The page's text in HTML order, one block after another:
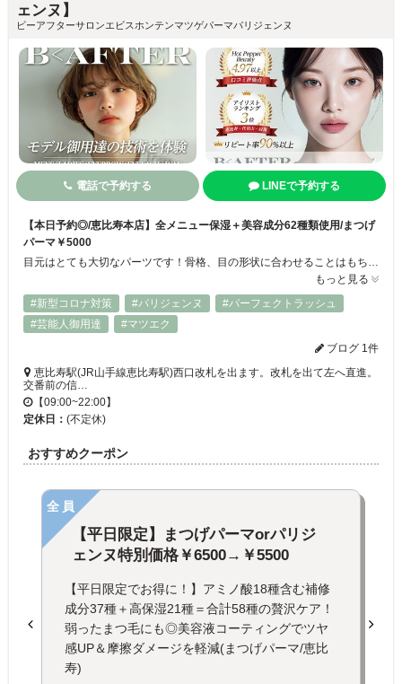
ェンヌ】
ビーアフターサロンエビスホンテンマツゲパーマパリジェンヌ
電話で予約する LINEで予約する
【本日予約◎/恵比寿本店】全メニュー保湿＋美容成分62種類使用/まつげ
パーマ￥5000
目元はとても大切なパーツです！骨格、目の形状に合わせることはもちろんのこと、1人1人の雰囲気、メイクの仕方、理想となる姿に合わせパターン化しない唯一無二の仕上がりをご提供します[恵比寿/まつげパーマ/パリジェンヌ/まつげパーマ/パリジェンヌ/まつげパーマ/マスカラパーマ/眉カラー/パリジェンヌ/まつげパーマ]
もっと見る
#新型コロナ対策
#パリジェンヌ
#パーフェクトラッシュ
#芸能人御用達
#マツエク
ブログ 1件
恵比寿駅(JR山手線恵比寿駅)西口改札を出ます。改札を出て左へ直進。
交番前の信…
【09:00~22:00】
定休日： (不定休)
おすすめクーポン
全員
【平日限定】まつげパーマorパリジ
ェンヌ特別価格￥6500→￥5500
【平日限定でお得に！】アミノ酸18種含む補修
成分37種＋高保湿21種＝合計58種の贅沢ケア！
弱ったまつ毛にも◎美容液コーティングでツヤ
感UP＆摩擦ダメージを軽減(まつげパーマ/恵比
寿)